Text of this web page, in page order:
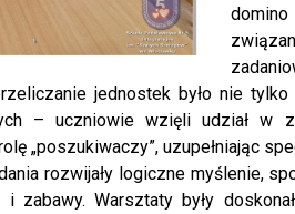
jednostek było nie
– uczniowie wzięli udział w
„poszukiwaczy”, uzupełniając
rozwijały logiczne myślenie,
zabawy. Warsztaty były